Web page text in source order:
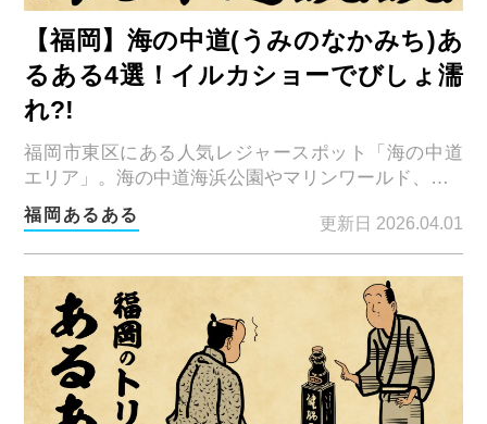
【福岡】海の中道(うみのなかみち)あ
るある4選！イルカショーでびしょ濡
れ?!
福岡市東区にある人気レジャースポット「海の中道
エリア」。海の中道海浜公園やマリンワールド、…
福岡あるある 更新日 2026.04.01